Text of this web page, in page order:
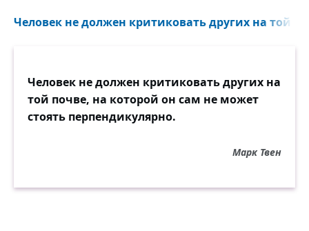
Человек не должен критиковать других на той
Человек не должен критиковать других на
той почве, на которой он сам не может
стоять перпендикулярно.
Марк Твен